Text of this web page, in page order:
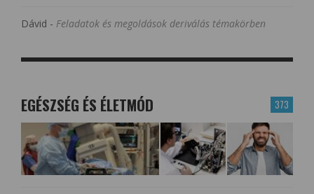
Dávid - Feladatok és megoldások deriválás témakörben
373
EGÉSZSÉG ÉS ÉLETMÓD